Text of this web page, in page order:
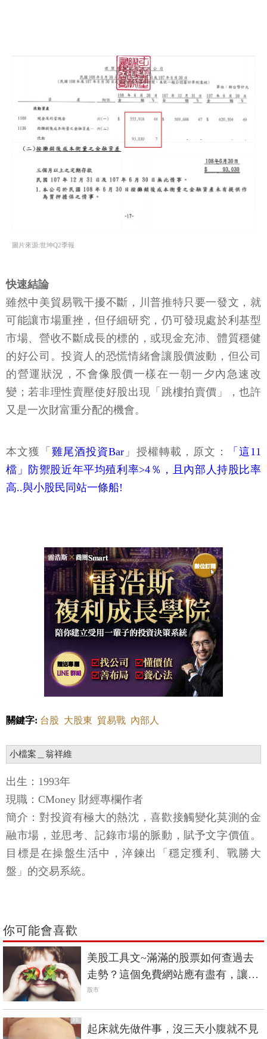
圖片來源:世坤Q2季報
快速結論
雖然中美貿易戰干擾不斷，川普推特只要一發文，就
可能讓市場重挫，但仔細研究，仍可發現處於利基型
市場、營收不斷成長的標的，或現金充沛、體質穩健
的好公司。投資人的恐慌情緒會讓股價波動，但公司
的營運狀況，不會像股價一樣在一朝一夕內急速改
變；若非理性賣壓使好股出現「跳樓拍賣價」，也許
又是一次財富重分配的機會。
本文獲「 雞尾酒投資Bar 」授權轉載，原文：
「這11
檔」防禦股近年平均殖利率>4％，且內部人持股比率
高..與小股民同站一條船!
關鍵字: 台股 大股東 貿易戰 內部人
小檔案＿翁祥維
出生：1993年
現職：CMoney 財經專欄作者
簡介：對投資有極大的熱沈，喜歡接觸變化莫測的金
融市場，並思考、記錄市場的脈動，賦予文字價值。
目標是在操盤生活中，淬鍊出「穩定獲利、戰勝大
盤」的交易系統。
你可能會喜歡
美股工具文~滿滿的股票如何查過去
走勢？這個免費網站應有盡有，讓你
一次滿足
股市
PR
起床就先做件事，沒三天小腹就不見